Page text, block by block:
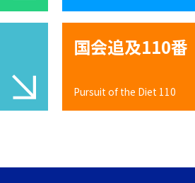
国会追及110番
Pursuit of the Diet 110